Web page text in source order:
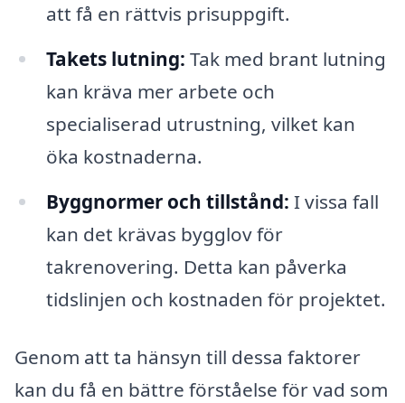
att få en rättvis prisuppgift.
Takets lutning: Tak med brant lutning
kan kräva mer arbete och
specialiserad utrustning, vilket kan
öka kostnaderna.
Byggnormer och tillstånd: I vissa fall
kan det krävas bygglov för
takrenovering. Detta kan påverka
tidslinjen och kostnaden för projektet.
Genom att ta hänsyn till dessa faktorer
kan du få en bättre förståelse för vad som